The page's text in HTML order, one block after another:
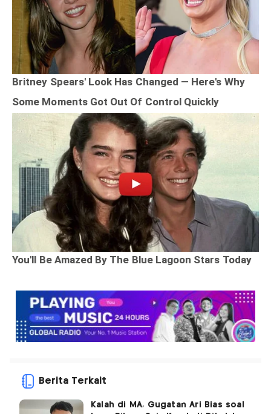
Berita Terkait
Kalah di MA, Gugatan Ari Bias soal